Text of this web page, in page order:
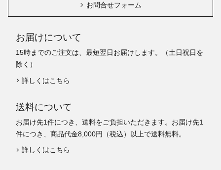
お問合せフォーム
お届けについて
15時までのご注文は、最短翌日お届けします。（土日祝日を
除く）
詳しくはこちら
送料について
お届け先1件につき、送料をご負担いただきます。お届け先1
件につき、商品代金8,000円（税込）以上で送料無料。
詳しくはこちら